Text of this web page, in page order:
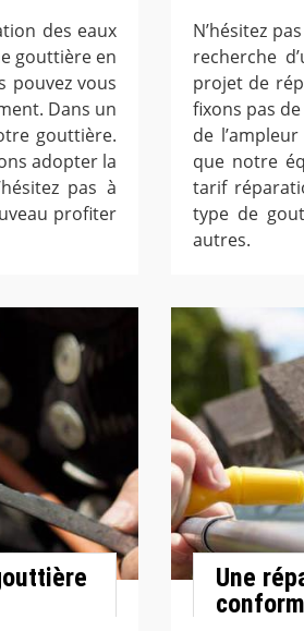
des eaux
gouttière en
pouvez vous
Dans un
gouttière.
adopter la
pas à
profiter
N’hésitez
recherche
projet de
fixons pas
de
que notre
tarif
type de
autres.
Une